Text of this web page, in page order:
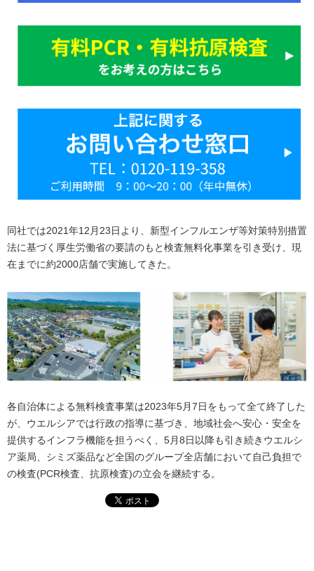
同社では2021年12月23日より、新型インフルエンザ等対策特別措置
法に基づく厚生労働省の要請のもと検査無料化事業を引き受け、現
在までに約2000店舗で実施してきた。
各自治体による無料検査事業は2023年5月7日をもって全て終了した
が、ウエルシアでは行政の指導に基づき、地域社会へ安心・安全を
提供するインフラ機能を担うべく、5月8日以降も引き続きウエルシ
ア薬局、シミズ薬品など全国のグループ全店舗において自己負担で
の検査(PCR検査、抗原検査)の立会を継続する。